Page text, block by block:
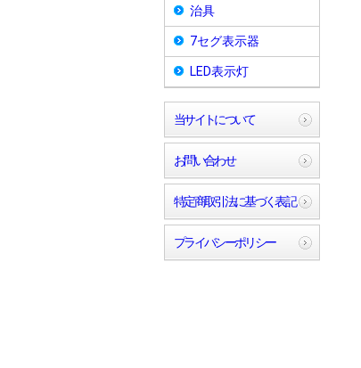
治具
7セグ表示器
LED表示灯
当サイトについて
お問い合わせ
特定商取引法に基づく表記
プライバシーポリシー